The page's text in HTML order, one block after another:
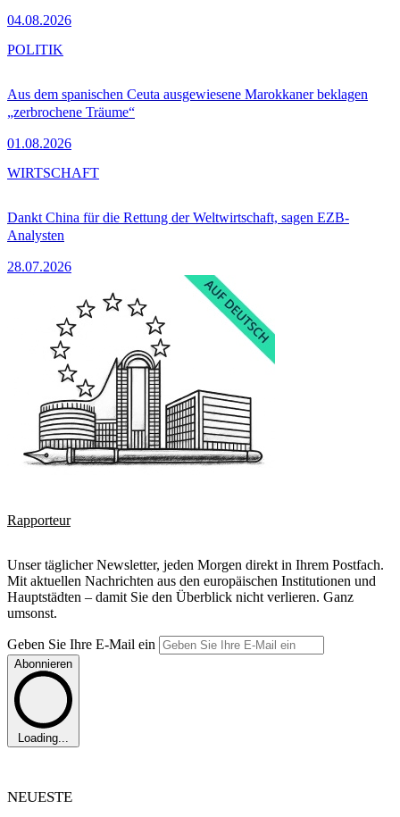
04.08.2026
Aus dem spanischen Ceuta ausgewiesene Marokkaner beklagen
„zerbrochene Träume“
01.08.2026
POLITIK
Dankt China für die Rettung der Weltwirtschaft, sagen EZB-
Analysten
28.07.2026
WIRTSCHAFT
Rapporteur
Unser täglicher Newsletter, jeden Morgen direkt in Ihrem Postfach.
Mit aktuellen Nachrichten aus den europäischen Institutionen und
Hauptstädten – damit Sie den Überblick nicht verlieren. Ganz
umsonst.
Geben Sie Ihre E-Mail ein
Abonnieren
Loading...
NEUESTE